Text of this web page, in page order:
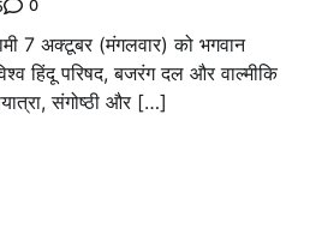
0
7 अक्टूबर (मंगलवार) को भगवान
हिंदू परिषद, बजरंग दल और वाल्मीकि
संगोष्ठी और […]